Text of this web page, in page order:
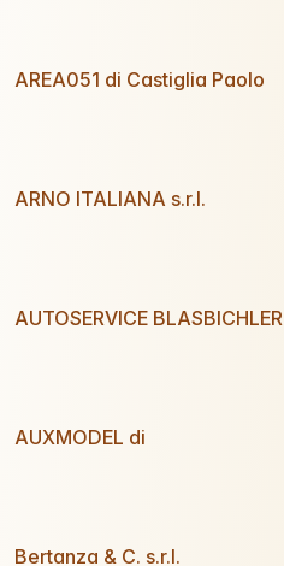
AREA051 di Castiglia Paolo
ARNO ITALIANA s.r.l.
AUTOSERVICE BLASBICHLER
AUXMODEL di
Bertanza & C. s.r.l.